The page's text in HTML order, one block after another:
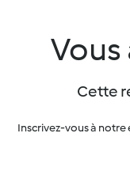
Vous
Cette
Inscrivez-vous à notre